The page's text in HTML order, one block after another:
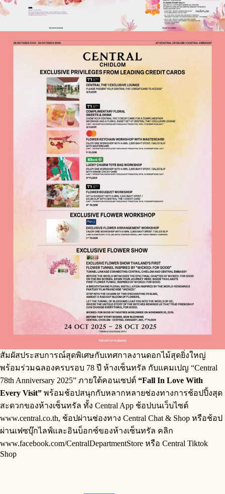
สัมผัสประสบการณ์สุดพิเศษกับเทศกาลงานดอกไม้สุดยิ่งใหญ่
พร้อมร่วมฉลองครบรอบ 78 ปี ห้างเซ็นทรัล กับแคมเปญ “Central
78th Anniversary 2025” ภายใต้คอนเซปต์ “Fall In Love With
Every Visit” พร้อมช้อปสนุกกับหลากหลายช่องทางการช้อปปิ้งสุด
สะดวกของห้างเซ็นทรัล ทั้ง Central App ช้อปบนเว็บไซต์
www.central.co.th, ช้อปผ่านช่องทาง Central Chat & Shop หรือช้อป
ผ่านเฟซบุ๊กไลฟ์และอินบ็อกซ์ของห้างเซ็นทรัล คลิก
www.facebook.com/CentralDepartmentStore หรือ Central Tiktok
Shop